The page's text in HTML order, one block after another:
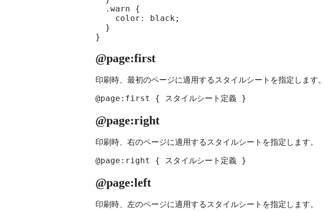
  .warn {
    color: black;
  }
}
@page:first
印刷時、最初のページに適用するスタイルシートを指定します。
@page:first { スタイルシート定義 }
@page:right
印刷時、右のページに適用するスタイルシートを指定します。
@page:right { スタイルシート定義 }
@page:left
印刷時、左のページに適用するスタイルシートを指定します。